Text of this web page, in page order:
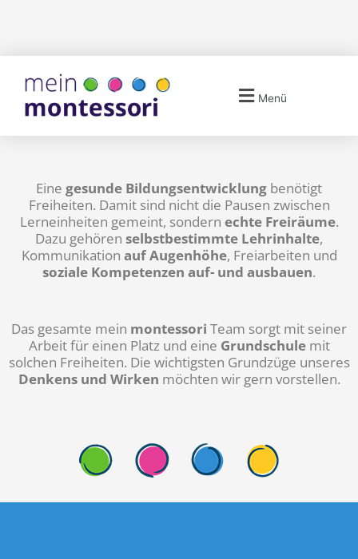
Menü
Eine gesunde Bildungsentwicklung benötigt
Freiheiten. Damit sind nicht die Pausen zwischen
Lerneinheiten gemeint, sondern echte Freiräume.
Dazu gehören selbstbestimmte Lehrinhalte,
Kommunikation auf Augenhöhe, Freiarbeiten und
soziale Kompetenzen auf- und ausbauen.
Das gesamte mein montessori Team sorgt mit seiner
Arbeit für einen Platz und eine Grundschulemit
solchen Freiheiten. Die wichtigsten Grundzüge unseres
Denkens und Wirken möchten wir gern vorstellen.